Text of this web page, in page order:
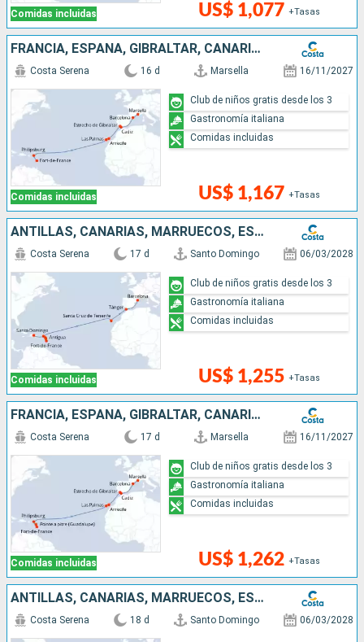
Comidas incluidas US$ 1,077 +Tasas
FRANCIA, ESPAÑA, GIBRALTAR, CANARIAS, ANTILLAS
Comidas incluidas
Costa Serena 16 d Marsella 16/11/2027
US$ 1,167 +Tasas
Club de niños gratis desde los 3
Gastronomía italiana
Comidas incluidas
ANTILLAS, CANARIAS, MARRUECOS, ESPAÑA
Comidas incluidas
Costa Serena 17 d Santo Domingo 06/03/2028
US$ 1,255 +Tasas
Club de niños gratis desde los 3
Gastronomía italiana
Comidas incluidas
FRANCIA, ESPAÑA, GIBRALTAR, CANARIAS, ANTILLAS
Comidas incluidas
Costa Serena 17 d Marsella 16/11/2027
US$ 1,262 +Tasas
Club de niños gratis desde los 3
Gastronomía italiana
Comidas incluidas
ANTILLAS, CANARIAS, MARRUECOS, ESPAÑA, FRANCIA
Costa Serena 18 d Santo Domingo 06/03/2028